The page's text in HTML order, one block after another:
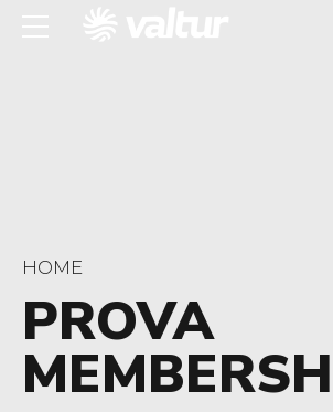
HOME
PROVA